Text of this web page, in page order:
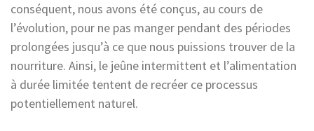
conséquent, nous avons été conçus, au cours de
l’évolution, pour ne pas manger pendant des périodes
prolongées jusqu’à ce que nous puissions trouver de la
nourriture. Ainsi, le jeûne intermittent et l’alimentation
à durée limitée tentent de recréer ce processus
potentiellement naturel.